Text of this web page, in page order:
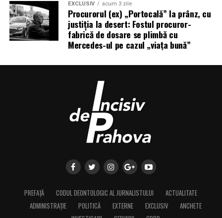
EXCLUSIV acum 3 zile
Procurorul (ex) „Portocală” la prânz, cu
justiția la desert: Fostul procuror-
fabrică de dosare se plimbă cu
Mercedes-ul pe cazul „viața bună”
PREFAȚĂ CODUL DEONTOLOGIC AL JURNALISTULUI
ACTUALITATE
ADMINISTRAȚIE
POLITICĂ EXTERNE EXCLUSIV
ANCHETE